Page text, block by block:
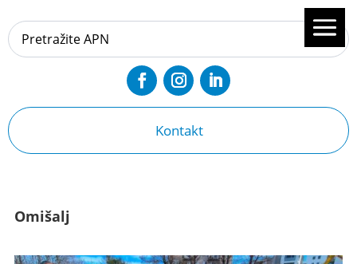
Kontakt
Omišalj